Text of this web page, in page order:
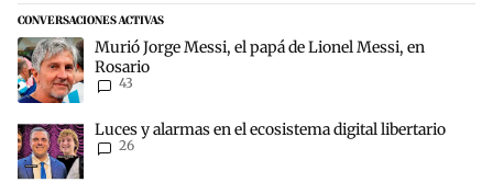
CONVERSACIONES ACTIVAS
Este listado muestra los artículos con más comentarios en los
Un artículo de tendencia con el título "Murió Jorge Messi, el papá
Murió Jorge Messi, el papá de Lionel Messi, en
Rosario
43
Un artículo de tendencia con el título "Luces y alarmas en el
Luces y alarmas en el ecosistema digital libertario
26